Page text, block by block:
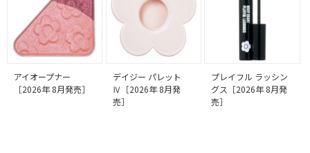
アイオープナー
［2026年 8月発売］
デイジー パレット
Ⅳ［2026年 8月発
売］
プレイフル ラッシン
グス［2026年 8月発
売］